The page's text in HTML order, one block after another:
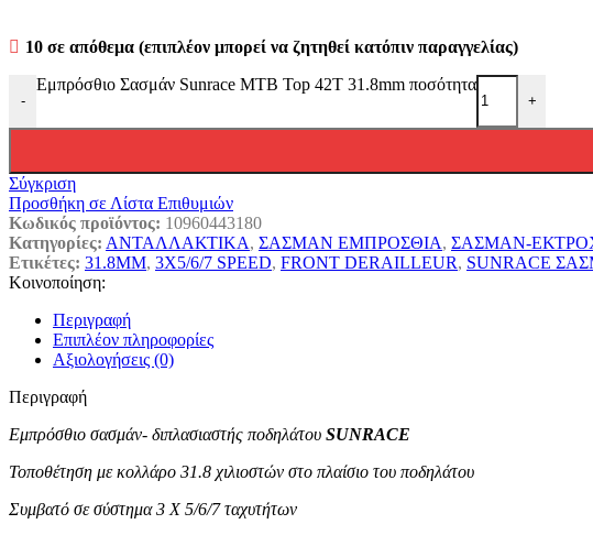
10 σε απόθεμα (επιπλέον μπορεί να ζητηθεί κατόπιν παραγγελίας)
-
Εμπρόσθιο Σασμάν Sunrace MTB Top 42T 31.8mm ποσότητα
+
Σύγκριση
Προσθήκη σε Λίστα Επιθυμιών
Κωδικός προϊόντος: 10960443180
Κατηγορίες: ΑΝΤΑΛΛΑΚΤΙΚΑ, ΣΑΣΜΑΝ ΕΜΠΡΟΣΘΙΑ, ΣΑΣΜΑΝ-
Ετικέτες: 31.8MM, 3X5/6/7 SPEED, FRONT DERAILLEUR, SUNRACE
Κοινοποίηση:
Περιγραφή
Επιπλέον πληροφορίες
Αξιολογήσεις (0)
Περιγραφή
Εμπρόσθιο σασμάν- διπλασιαστής ποδηλάτου SUNRACE
Τοποθέτηση με κολλάρο 31.8 χιλιοστών στο πλαίσιο του ποδηλάτου
Συμβατό σε σύστημα 3 X 5/6/7 ταχυτήτων